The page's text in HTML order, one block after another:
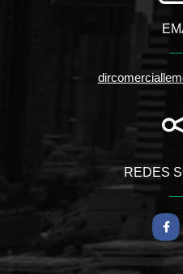
REDES